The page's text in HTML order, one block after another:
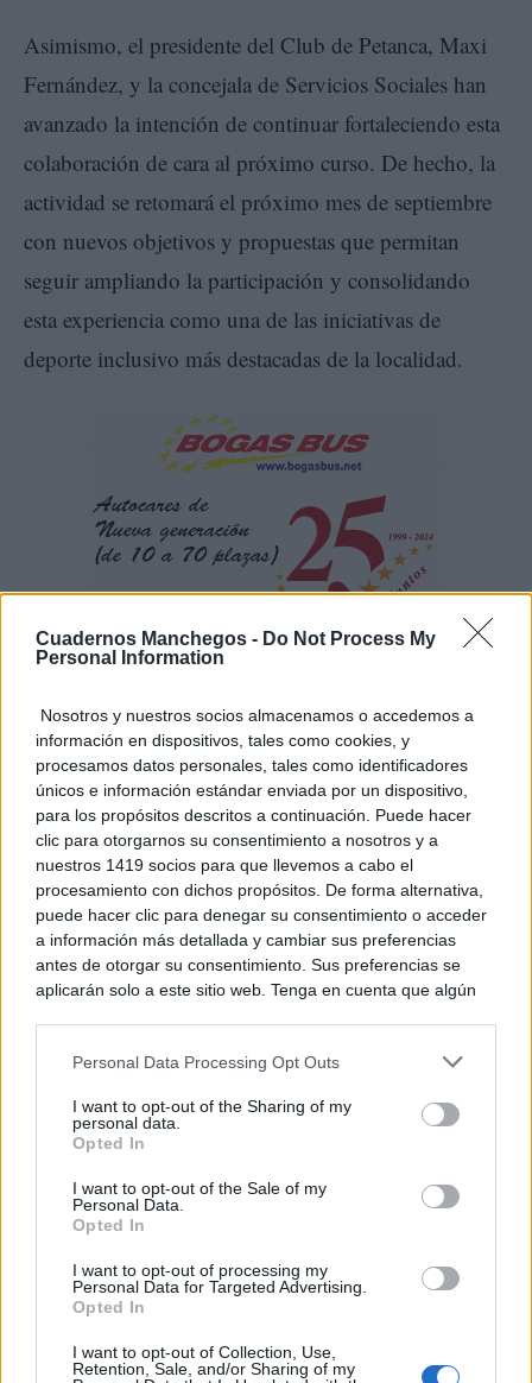
Cuadernos Manchegos - Do Not Process My
Personal Information
Nosotros y nuestros socios almacenamos o accedemos a
información en dispositivos, tales como cookies, y
procesamos datos personales, tales como identificadores
únicos e información estándar enviada por un dispositivo,
para los propósitos descritos a continuación. Puede hacer
clic para otorgarnos su consentimiento a nosotros y a
nuestros 1419 socios para que llevemos a cabo el
procesamiento con dichos propósitos. De forma alternativa,
puede hacer clic para denegar su consentimiento o acceder
a información más detallada y cambiar sus preferencias
antes de otorgar su consentimiento. Sus preferencias se
aplicarán solo a este sitio web. Tenga en cuenta que algún
rechazar tal procesamiento. Puede cambiar sus preferencias
a este sitio y haciendo clic en el botón "Privacidad" en la
parte inferior de la página web.
Please note that this website/app uses one or more Google
services and may gather and store information including but
not limited to your visit or usage behaviour. You may click to
use your data for below specified purposes in below Google
consent section.
Personal Data Processing Opt Outs
I want to opt-out of the Sharing of my
personal data.
Opted In
I want to opt-out of the Sale of my
Personal Data.
Opted In
I want to opt-out of processing my
Personal Data for Targeted Advertising.
Opted In
I want to opt-out of Collection, Use,
Retention, Sale, and/or Sharing of my
Asimismo, el presidente del Club de Petanca, Maxi
Fernández, y la concejala de Servicios Sociales han
avanzado la intención de continuar fortaleciendo esta
colaboración de cara al próximo curso. De hecho, la
actividad se retomará el próximo mes de septiembre
con nuevos objetivos y propuestas que permitan
seguir ampliando la participación y consolidando
esta experiencia como una de las iniciativas de
deporte inclusivo más destacadas de la localidad.
TE RECOMENDAMOS
Corepunk MMORPG
de antes, pero mejor!
Últimas noticias